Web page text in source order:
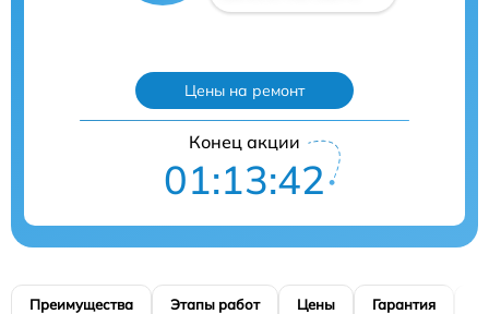
Цены на ремонт
Конец акции
01:13:40
Преимущества Этапы работ Цены Гарантия